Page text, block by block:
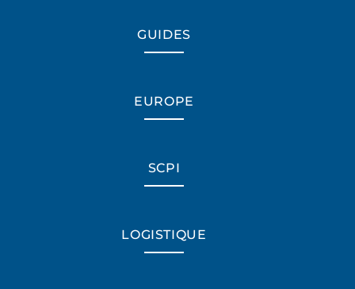
GUIDES
EUROPE
SCPI
LOGISTIQUE